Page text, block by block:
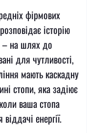
фірмових
історію
– на шлях до
для чутливості,
мають каскадну
стопи, яка задіює
ваша стопа
енергії.